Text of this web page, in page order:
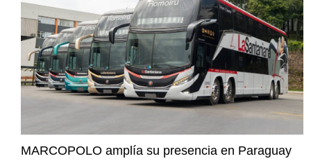
MARCOPOLO amplía su presencia en Paraguay